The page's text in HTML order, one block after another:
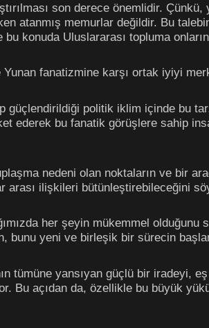
son derece önemlidir.
atanmış memurlar değildir. Bu
konuda Uluslararası topluma
fanatizmine karşı ortak iyiyi
güçlendirildiği politik iklim içinde bu
ederek bu fanatik görüşlere sahip
nedeni olan noktaların ve bir
arası ilişkileri bütünleştirebileceğini
her şeyin mükemmel
yeni ve birleşik bir sürecin
tümüne yansıyan güçlü bir iradeyi,
Bu açıdan da, özellikle bu büyük